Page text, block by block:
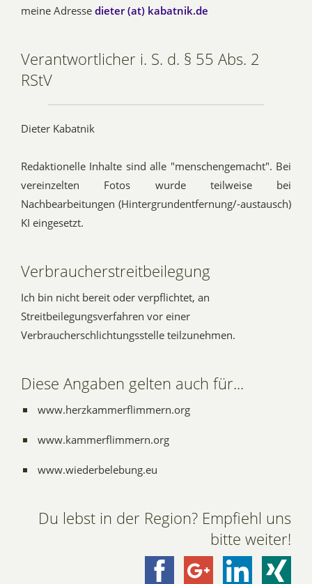
meine Adresse dieter (at) kabatnik.de
Verantwortlicher i. S. d. § 55 Abs. 2
RStV
Dieter Kabatnik
Redaktionelle Inhalte sind alle "menschengemacht". Bei
vereinzelten Fotos wurde teilweise bei
Nachbearbeitungen (Hintergrundentfernung/-austausch)
KI eingesetzt.
Verbraucherstreitbeilegung
Ich bin nicht bereit oder verpflichtet, an
Streitbeilegungsverfahren vor einer
Verbraucherschlichtungsstelle teilzunehmen.
Diese Angaben gelten auch für...
www.herzkammerflimmern.org
www.kammerflimmern.org
www.wiederbelebung.eu
Du lebst in der Region? Empfiehl uns
bitte weiter!